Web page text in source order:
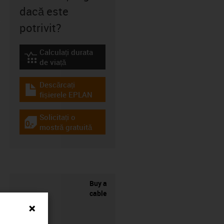
dacă este
potrivit?
igus-icon-lebensdauerrechner
Calculați durata
de viață
igus-icon-download-plan
Descărcați
fișierele EPLAN
igus-icon-gratismuster
Solicitați o
mostră gratuită
Buy a
cable